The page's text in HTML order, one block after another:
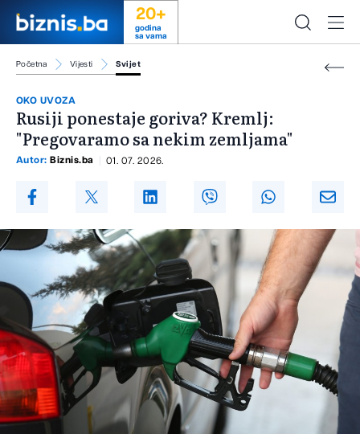
20+
godina
sa vama
Početna Vijesti Svijet
OKO UVOZA
Rusiji ponestaje goriva? Kremlj:
"Pregovaramo sa nekim zemljama"
Autor: Biznis.ba 01. 07. 2026.